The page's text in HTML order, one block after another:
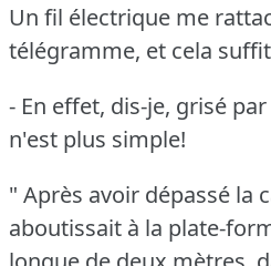
Un fil électrique me
télégramme, et cela
- En effet, dis-je, grisé
n'est plus simple!
" Après avoir dépassé la
aboutissait à la plate-